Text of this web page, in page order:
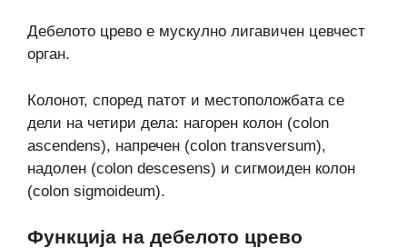
Дебелото црево е мускулно лигавичен цевчест
орган.
Колонот, според патот и местоположбата се
дели на четири дела: нагорен колон (colon
ascendens), напречен (colon transversum),
надолен (colon descesens) и сигмоиден колон
(colon sigmoideum).
Функција на дебелото црево